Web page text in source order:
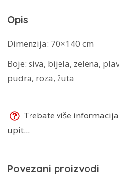
Opis
Dimenzija: 70×140 cm
Boje: siva, bijela, zelena,
pudra, roza, žuta
Trebate više
upit...
Povezani proizvodi